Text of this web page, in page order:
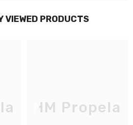
VIEWED PRODUCTS
HM Propela